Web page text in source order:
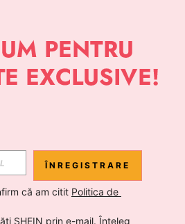
Abonare
ÎNREGISTRARE
că am citit Politica de
SHEIN prin e-mail. Înțeleg